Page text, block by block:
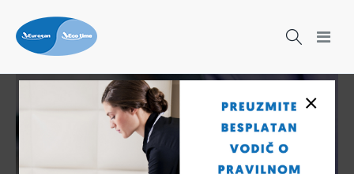
×
Čišćenje nikad nije bilo lakše!